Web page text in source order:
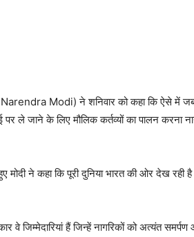
Modi) ने शनिवार को कहा कि ऐसे में
ले जाने के लिए मौलिक कर्तव्यों का पालन करना
मोदी ने कहा कि पूरी दुनिया भारत की ओर देख रही
वे जिम्मेदारियां हैं जिन्हें नागरिकों को अत्यंत